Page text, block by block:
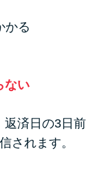
かる
ない
返済日の3日前
されます。